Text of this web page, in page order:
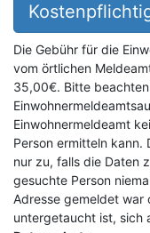
Die Gebühr für die
vom örtlichen
35,00€. Bitte
Einwohnermeldeamt
Person ermitteln kann.
nur zu, falls die Daten
gesuchte Person
Adresse gemeldet war
untergetaucht ist, sich